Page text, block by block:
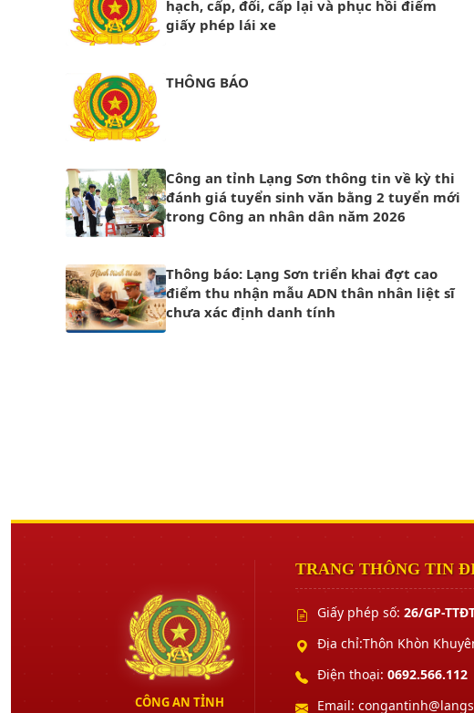
hạch, cấp, đổi, cấp lại và phục hồi điểm
giấy phép lái xe
THÔNG BÁO
Công an tỉnh Lạng Sơn thông tin về kỳ thi
đánh giá tuyển sinh văn bằng 2 tuyển mới
trong Công an nhân dân năm 2026
Thông báo: Lạng Sơn triển khai đợt cao
điểm thu nhận mẫu ADN thân nhân liệt sĩ
chưa xác định danh tính
CÔNG AN TỈNH
TRANG THÔNG TIN
Giấy phép số: 26/GP-
Địa chỉ:Thôn Khòn
Điện thoại: 0692.566.112
Email: